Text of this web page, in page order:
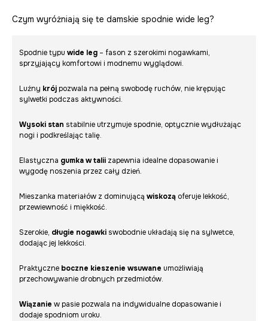
Czym wyróżniają się te damskie spodnie wide leg?
Spodnie typu wide leg – fason z szerokimi nogawkami,
sprzyjający komfortowi i modnemu wyglądowi.
Luźny krój pozwala na pełną swobodę ruchów, nie krępując
sylwetki podczas aktywności.
Wysoki stan stabilnie utrzymuje spodnie, optycznie wydłużając
nogi i podkreślając talię.
Elastyczna gumka w talii zapewnia idealne dopasowanie i
wygodę noszenia przez cały dzień.
Mieszanka materiałów z dominującą wiskozą oferuje lekkość,
przewiewność i miękkość.
Szerokie, długie nogawki swobodnie układają się na sylwetce,
dodając jej lekkości.
Praktyczne boczne kieszenie wsuwane umożliwiają
przechowywanie drobnych przedmiotów.
Wiązanie w pasie pozwala na indywidualne dopasowanie i
dodaje spodniom uroku.